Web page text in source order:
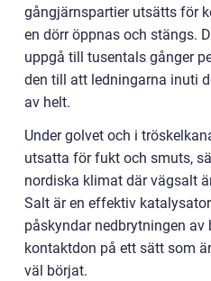
gångjärnspartier utsätts för
en dörr öppnas och stängs.
uppgå till tusentals gånger
den till att ledningarna inuti
av helt.
Under golvet och i
utsatta för fukt och smuts,
nordiska klimat där vägsalt
Salt är en effektiv
påskyndar nedbrytningen av
kontaktdon på ett sätt som
väl börjat.